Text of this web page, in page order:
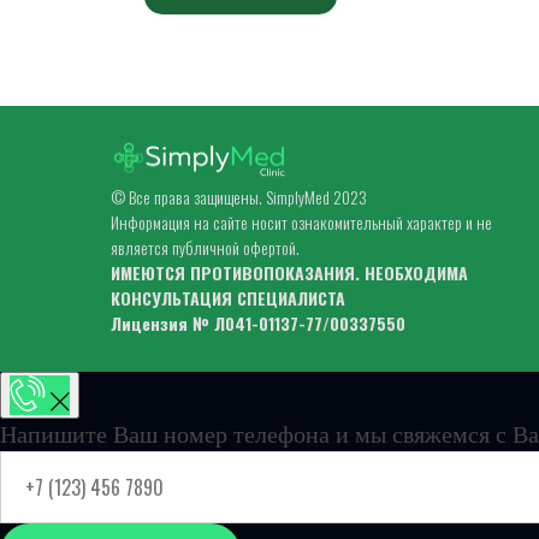
© Все права защищены. SimplyMed 2023
Информация на сайте носит ознакомительный характер и не
является публичной офертой.
ИМЕЮТСЯ ПРОТИВОПОКАЗАНИЯ. НЕОБХОДИМА
КОНСУЛЬТАЦИЯ СПЕЦИАЛИСТА
Лицензия № Л041-01137-77/00337550
Напишите Ваш номер телефона и мы свяжемся с